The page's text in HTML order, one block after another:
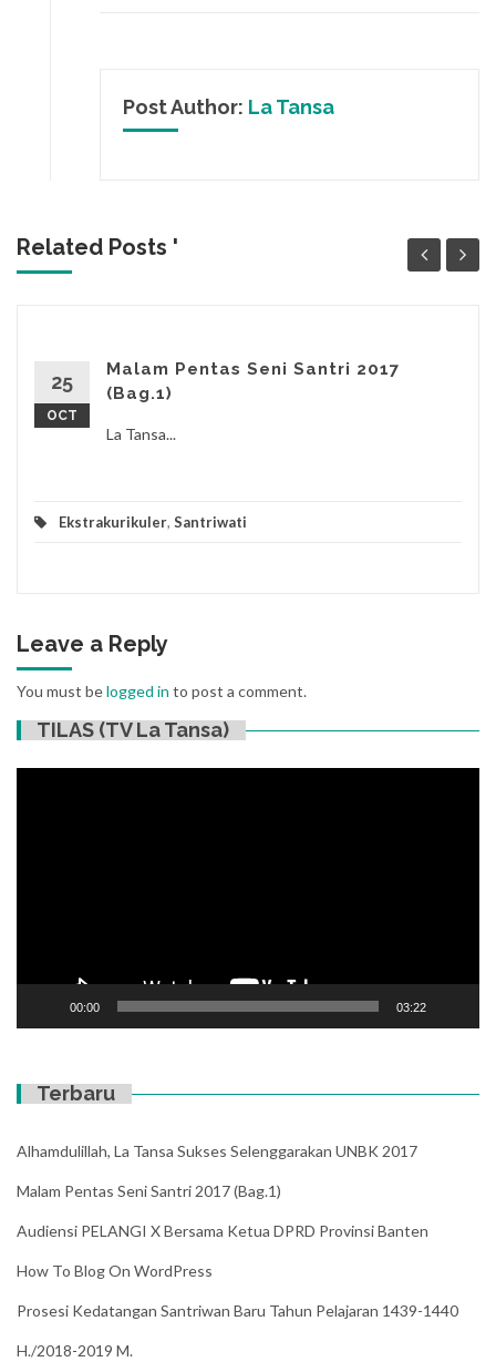
Post Author: La Tansa
Related Posts '
25
OCT
Malam Pentas Seni Santri 2017
(Bag.1)
La Tansa...
Ekstrakurikuler, Santriwati
Leave a Reply
You must belogged in to post a comment.
TILAS (TV La Tansa)
00:00 03:22
Terbaru
Alhamdulillah, La Tansa Sukses Selenggarakan UNBK 2017
Malam Pentas Seni Santri 2017 (Bag.1)
Audiensi PELANGI X Bersama Ketua DPRD Provinsi Banten
How To Blog On WordPress
Prosesi Kedatangan Santriwan Baru Tahun Pelajaran 1439-1440
H./2018-2019 M.